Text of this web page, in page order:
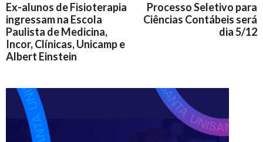
Ex-alunos de Fisioterapia
ingressam na Escola
Paulista de Medicina,
Incor, Clínicas, Unicamp e
Albert Einstein
Processo Seletivo para
Ciências Contábeis será
dia 5/12